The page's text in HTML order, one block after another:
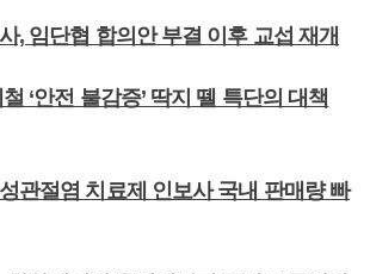
, 임단협 합의안 부결 이후 교섭 재개
‘안전 불감증’ 딱지 뗄 특단의 대책
관절염 치료제 인보사 국내 판매량 빠